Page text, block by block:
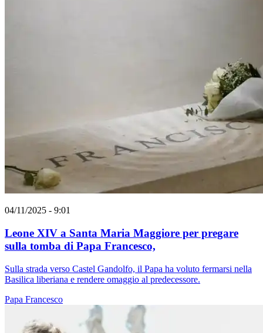
04/11/2025 - 9:01
Leone XIV a Santa Maria Maggiore per pregare
sulla tomba di Papa Francesco,
Sulla strada verso Castel Gandolfo, il Papa ha voluto fermarsi nella
Basilica liberiana e rendere omaggio al predecessore.
Papa Francesco